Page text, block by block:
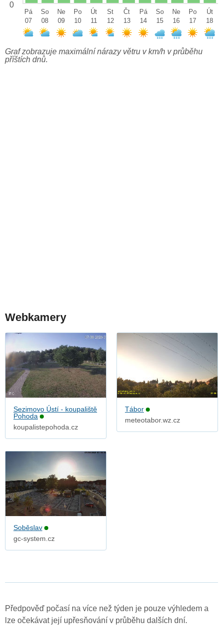
0
Pá
07
So
08
Ne
09
Po
10
Út
11
St
12
Čt
13
Pá
14
So
15
Ne
16
Po
17
Út
18
Graf zobrazuje maximální nárazy větru v km/h v průběhu
příštích dnů.
Webkamery
Sezimovo Ústí - koupaliště
Pohoda
koupalistepohoda.cz
Tábor
meteotabor.wz.cz
Soběslav
gc-system.cz
Předpověď počasí na více než týden je pouze výhledem a
lze očekávat její upřesňování v průběhu dalších dní.